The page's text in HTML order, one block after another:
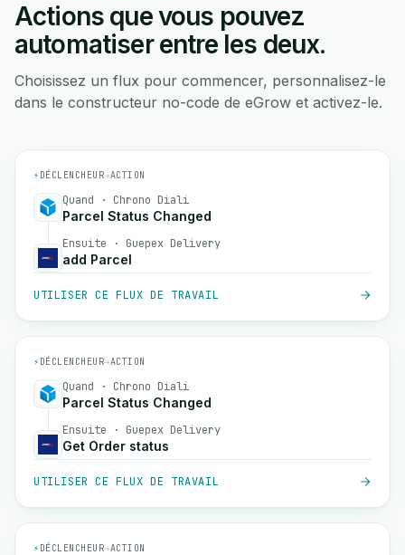
Actions que vous pouvez
automatiser entre les deux.
Choisissez un flux pour commencer, personnalisez-le
dans le constructeur no-code de eGrow et activez-le.
⚡ DÉCLENCHEUR→ACTION
Quand · Chrono Diali
Parcel Status Changed
Ensuite · Guepex Delivery
add Parcel
UTILISER CE FLUX DE TRAVAIL
⚡ DÉCLENCHEUR→ACTION
Quand · Chrono Diali
Parcel Status Changed
Ensuite · Guepex Delivery
Get Order status
UTILISER CE FLUX DE TRAVAIL
⚡ DÉCLENCHEUR→ACTION